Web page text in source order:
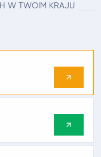
W TWOIM KRAJU